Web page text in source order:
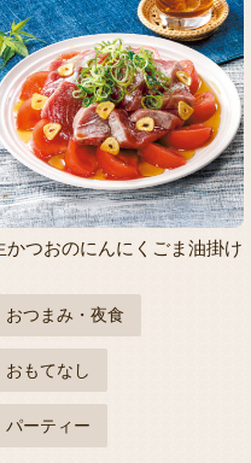
かつおのにんにくごま油掛け
おつまみ・夜食
おもてなし
パーティー